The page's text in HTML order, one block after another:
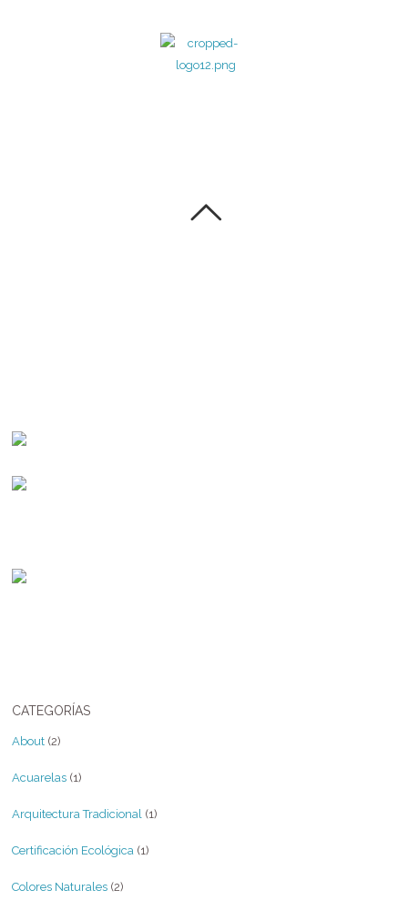
CATEGORÍAS
About (2)
Acuarelas (1)
Arquitectura Tradicional (1)
Certificación Ecológica (1)
Colores Naturales (2)